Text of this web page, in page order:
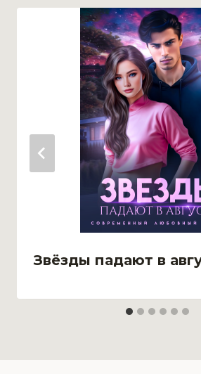
Звёзды падают в